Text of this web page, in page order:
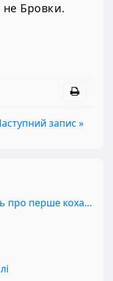
Бровки.
запис »
Вітька + Галя, або Повість про перше кохання